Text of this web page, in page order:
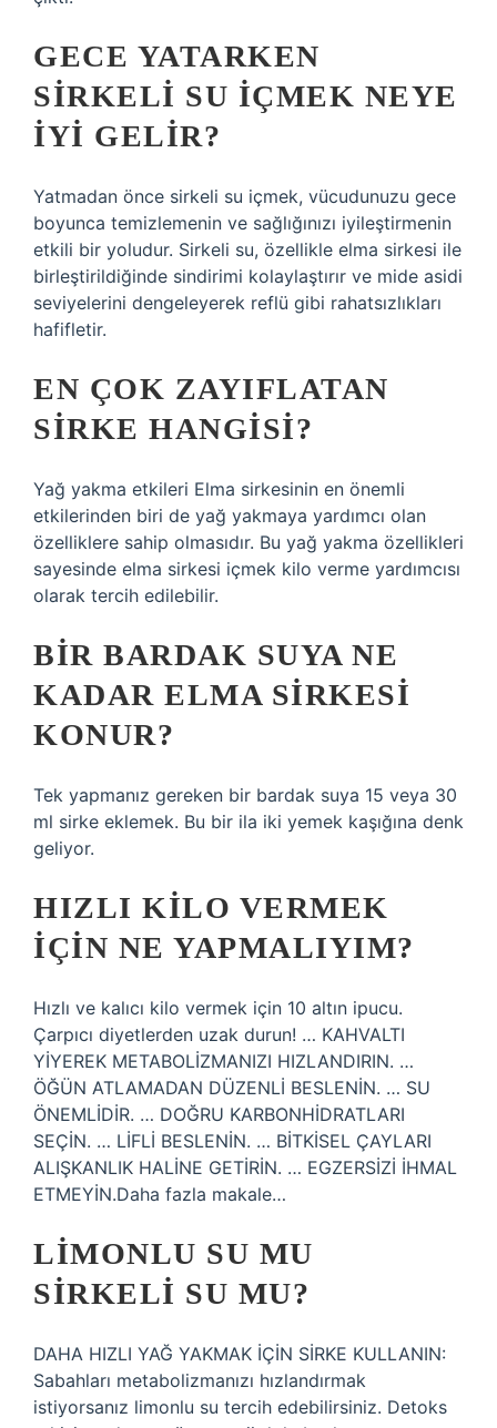
GECE YATARKEN
SIRKELI SU IÇMEK NEYE
IYI GELIR?
Yatmadan önce sirkeli su içmek, vücudunuzu gece
boyunca temizlemenin ve sağlığınızı iyileştirmenin
etkili bir yoludur. Sirkeli su, özellikle elma sirkesi ile
birleştirildiğinde sindirimi kolaylaştırır ve mide asidi
seviyelerini dengeleyerek reflü gibi rahatsızlıkları
hafifletir.
EN ÇOK ZAYIFLATAN
SIRKE HANGISI?
Yağ yakma etkileri Elma sirkesinin en önemli
etkilerinden biri de yağ yakmaya yardımcı olan
özelliklere sahip olmasıdır. Bu yağ yakma özellikleri
sayesinde elma sirkesi içmek kilo verme yardımcısı
olarak tercih edilebilir.
BIR BARDAK SUYA NE
KADAR ELMA SIRKESI
KONUR?
Tek yapmanız gereken bir bardak suya 15 veya 30
ml sirke eklemek. Bu bir ila iki yemek kaşığına denk
geliyor.
HIZLI KILO VERMEK
IÇIN NE YAPMALIYIM?
Hızlı ve kalıcı kilo vermek için 10 altın ipucu.
Çarpıcı diyetlerden uzak durun! … KAHVALTI
YİYEREK METABOLİZMANIZI HIZLANDIRIN. …
ÖĞÜN ATLAMADAN DÜZENLİ BESLENİN. … SU
ÖNEMLİDİR. … DOĞRU KARBONHİDRATLARI
SEÇİN. … LİFLİ BESLENİN. … BİTKİSEL ÇAYLARI
ALIŞKANLIK HALİNE GETİRİN. … EGZERSİZİ İHMAL
ETMEYİN.Daha fazla makale…
LIMONLU SU MU
SIRKELI SU MU?
DAHA HIZLI YAĞ YAKMAK İÇİN SİRKE KULLANIN:
Sabahları metabolizmanızı hızlandırmak
istiyorsanız limonlu su tercih edebilirsiniz. Detoks